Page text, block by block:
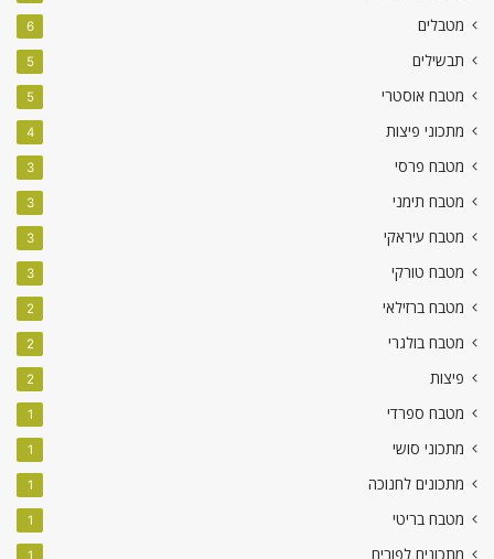
מטבלים 6
תבשילים 5
מטבח אוסטרי 5
מתכוני פיצות 4
מטבח פרסי 3
מטבח תימני 3
מטבח עיראקי 3
מטבח טורקי 3
מטבח ברזילאי 2
מטבח בולגרי 2
פיצות 2
מטבח ספרדי 1
מתכוני סושי 1
מתכונים לחנוכה 1
מטבח בריטי 1
מתכונים לפורים 1